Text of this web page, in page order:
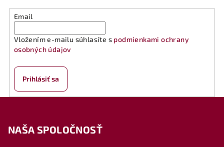
Email
Vložením e-mailu súhlasíte s podmienkami ochrany
osobných údajov
Prihlásiť sa
NAŠA SPOLOČNOSŤ